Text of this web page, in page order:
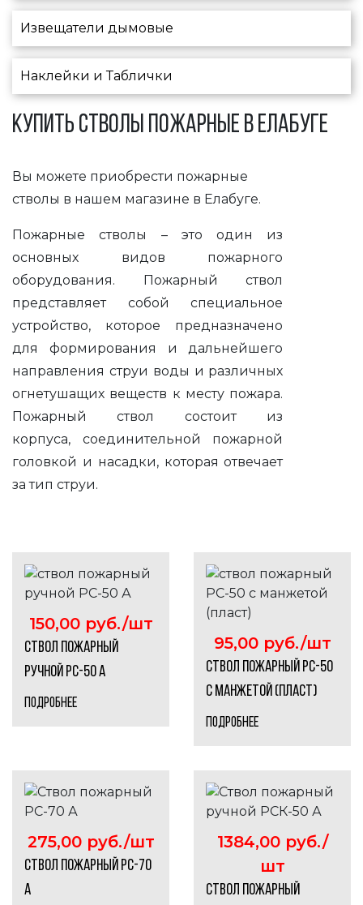
Извещатели дымовые
Наклейки и Таблички
КУПИТЬ СТВОЛЫ ПОЖАРНЫЕ В ЕЛАБУГЕ
Вы можете приобрести пожарные
стволы в нашем магазине в Елабуге.
Пожарные стволы – это один из
основных видов пожарного
оборудования. Пожарный ствол
представляет собой специальное
устройство, которое предназначено
для формирования и дальнейшего
направления струи воды и различных
огнетушащих веществ к месту пожара.
Пожарный ствол состоит из
корпуса, соединительной пожарной
головкой и насадки, которая отвечает
за тип струи.
150,00 руб./шт
ствол пожарный
ручной РС-50 А
ПОДРОБНЕЕ
95,00 руб./шт
ствол пожарный РС-50
с манжетой (пласт)
ПОДРОБНЕЕ
275,00 руб./шт
Ствол пожарный РС-70
А
1384,00 руб./
шт
Ствол пожарный